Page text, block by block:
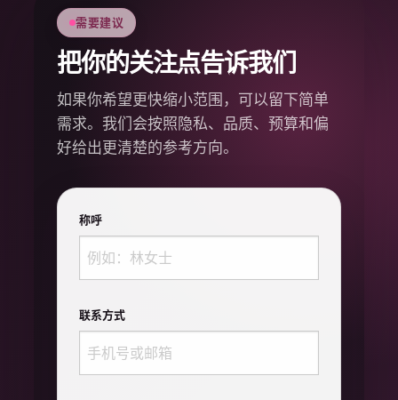
需要建议
把你的关注点告诉我们
如果你希望更快缩小范围，可以留下简单
需求。我们会按照隐私、品质、预算和偏
好给出更清楚的参考方向。
称呼
联系方式